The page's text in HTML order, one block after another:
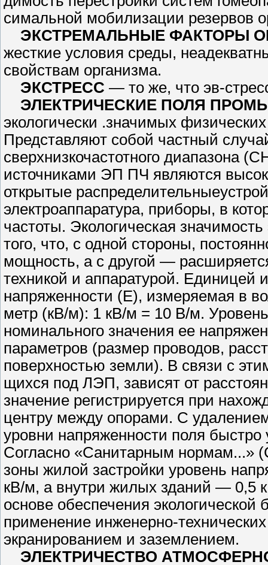
симальной мобилизации резервов
ЭКСТРЕМАЛЬНЫЕ ФАКТОРЫ
жесткие условия среды,
свойствам организма.
ЭКСТРЕСС — то же, что эв-
ЭЛЕКТРИЧЕСКИЕ ПОЛЯ
экологически .значи­мых
Представляют собой частный
сверхнизкочастотного диапазона
источниками ЭП ПЧ являются
открытые
электроаппаратура, приборы, в
частоты. Экологическая
того, что, с одной стороны,
мощность, а с другой —
техникой и аппаратурой.
напряженности (Е), измеряемая в
метр (кВ/м): 1 кВ/м = 10 В/м.
номинального значения ее
параметров (размер проводов,
поверхностью земли). В связи с
щихся под ЛЭП, зависят от
значение регистрируется при
центру между опорами. С
уровни напряженнос­ти поля
Согласно «Сани­тарным нормам...»
зоны жилой за­стройки уровень
кВ/м, а внут­ри жилых зданий — 0,5
основе обеспечения
примене­ние инженерно-
экра­нированием и заземлением.
ЭЛЕКТРИЧЕСТВО